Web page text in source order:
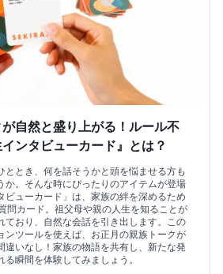
自然と盛り上がる！ルール不
ンタビューカード』とは？
ととき、何を話そうかと頭を悩ませる方も
か。そんな時にぴったりのアイテムが登場
ビューカード」は、家族の絆を深めるため
問カード。祖父母や親の人生を知ることが
ており、自然な会話を引き出します。この
ンツールを使えば、お正月の親族トークが
違いなし！家族の物語を共有し、新たな発
る瞬間を体験してみましょう。